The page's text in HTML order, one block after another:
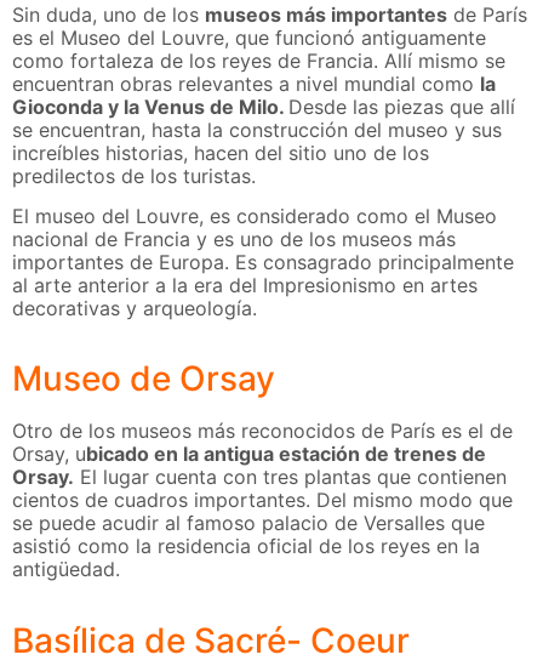
Sin duda, uno de los museos más importantes de París
es el Museo del Louvre, que funcionó antiguamente
como fortaleza de los reyes de Francia. Allí mismo se
encuentran obras relevantes a nivel mundial como la
Gioconda y la Venus de Milo. Desde las piezas que allí
se encuentran, hasta la construcción del museo y sus
increíbles historias, hacen del sitio uno de los
predilectos de los turistas.
El museo del Louvre, es considerado como el Museo
nacional de Francia y es uno de los museos más
importantes de Europa. Es consagrado principalmente
al arte anterior a la era del Impresionismo en artes
decorativas y arqueología.
Museo de Orsay
Otro de los museos más reconocidos de París es el de
Orsay, ubicado en la antigua estación de trenes de
Orsay. El lugar cuenta con tres plantas que contienen
cientos de cuadros importantes. Del mismo modo que
se puede acudir al famoso palacio de Versalles que
asistió como la residencia oficial de los reyes en la
antigüedad.
Basílica de Sacré- Coeur